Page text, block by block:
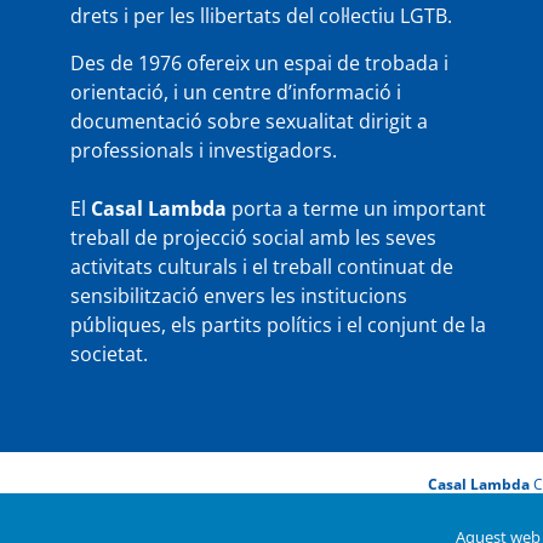
drets i per les llibertats del col·lectiu LGTB.
Des de 1976 ofereix un espai de trobada i
orientació, i un centre d’informació i
documentació sobre sexualitat dirigit a
professionals i investigadors.
El Casal Lambda porta a terme un important
treball de projecció social amb les seves
activitats culturals i el treball continuat de
sensibilització envers les institucions
públiques, els partits polítics i el conjunt de la
societat.
Casal Lambda
Aquest